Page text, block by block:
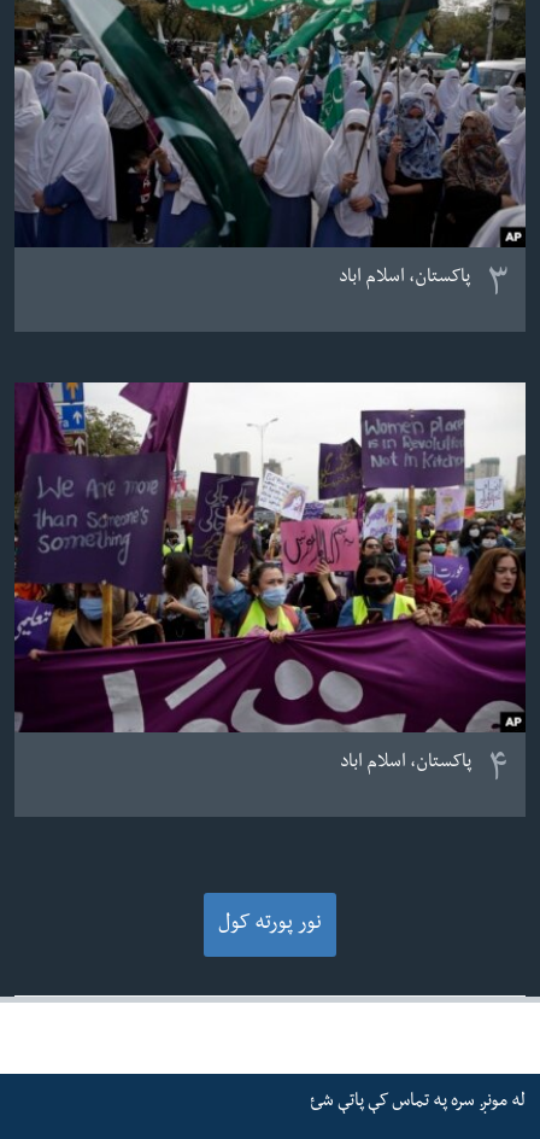
۳ پاکستان، اسلام اباد
۴ پاکستان، اسلام اباد
نور پورته کول
له مونږ سره په تماس کې پاتې شئ